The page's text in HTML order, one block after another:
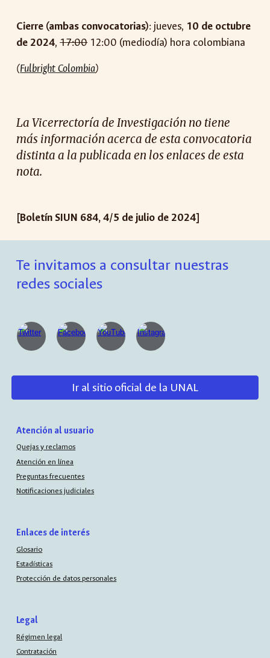
Cierre (ambas convocatorias): jueves, 10 de octubre
de 2024,17:0012:00 (mediodía) hora colombiana
(Fulbright Colombia)
La Vicerrectoría de Investigación no tiene
más información acerca de esta convocatoria
distinta a la publicada en los enlaces de esta
nota.
[Boletín SIUN 684,4/5 de julio de 2024]
Te invitamos a consultar nuestras
redes sociales
Ir al sitio oficial de la UNAL
Atención al usuario
Quejas y reclamos
Atención en línea
Preguntas frecuentes
Notificaciones judiciales
Enlaces de interés
Glosario
Estadísticas
Protección de datos personales
Legal
Régimen legal
Contratación